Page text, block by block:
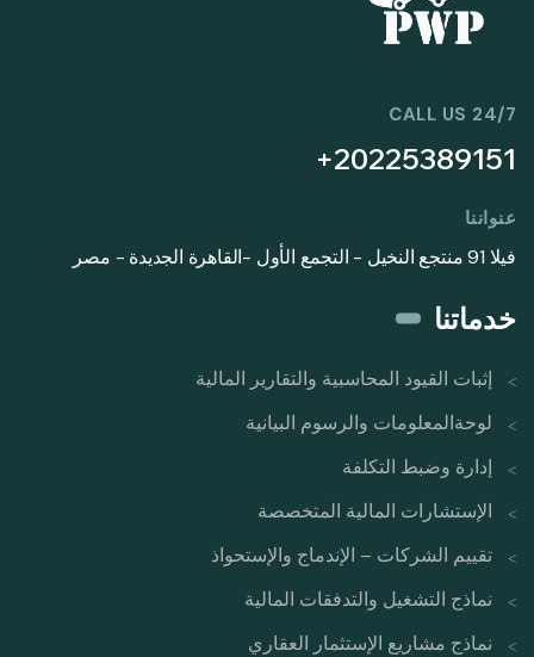
24/7 CALL US
20225389151+
عنواننا
فيلا 91 منتجع النخيل - التجمع الأول -القاهرة الجديدة - مصر
خدماتنا
إثبات القيود المحاسبية والتقارير المالية
‫لوحة‬‫المعلومات‬ ‫والرسوم‬ ‫البيانية‬
‫إ‬‫دارة‬‫ وضبط التكلفة‬
الإستشارات المالية المتخصصة
تقييم الشركات – الإندماج والإستحواذ
نماذج التشغيل والتدفقات المالية
نماذج مشاريع الإستثمار العقاري